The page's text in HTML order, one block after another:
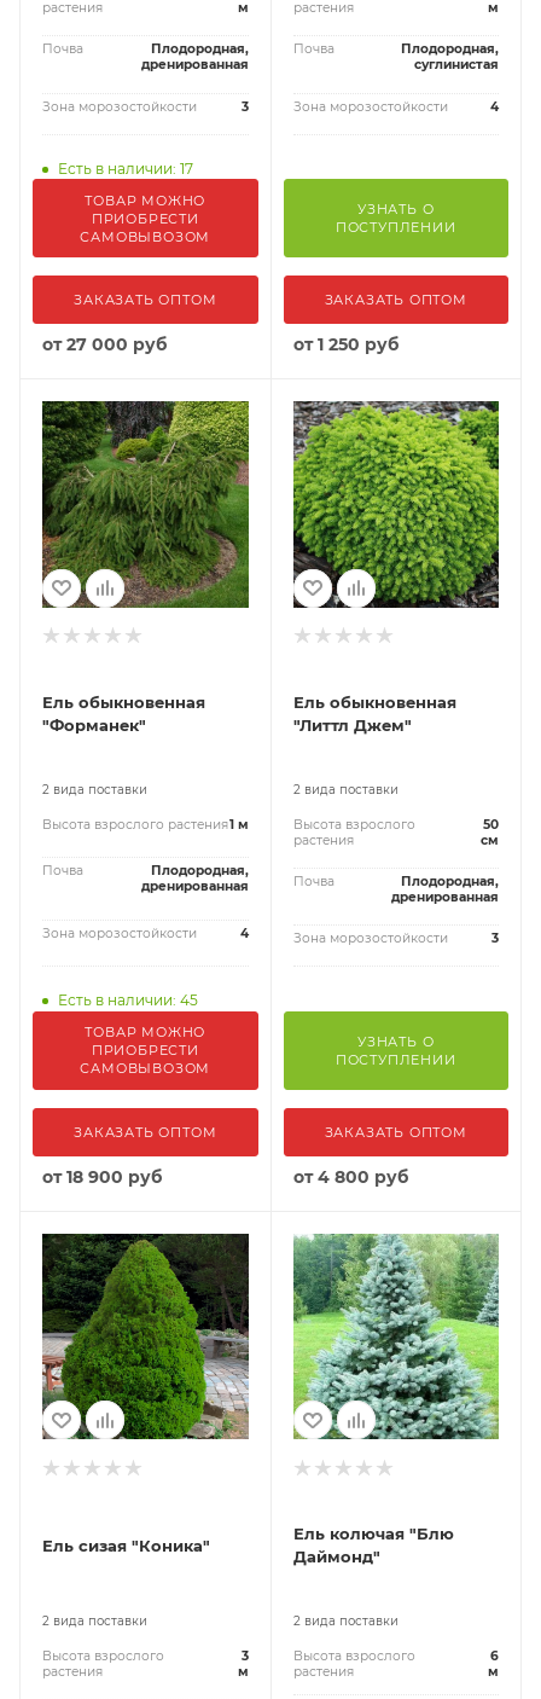
растения м
Почва
Плодородная,
дренированная
Зона морозостойкости 3
Есть в наличии: 17
ТОВАР МОЖНО
ПРИОБРЕСТИ
САМОВЫВОЗОМ
ЗАКАЗАТЬ ОПТОМ
от27 000 руб
растения м
Почва
Плодородная,
суглинистая
Зона морозостойкости 4
УЗНАТЬ О
ПОСТУПЛЕНИИ
ЗАКАЗАТЬ ОПТОМ
от1 250 руб
Ель обыкновенная
"Форманек"
2 вида поставки
Высота взрослого растения1 м
Почва
Плодородная,
дренированная
Зона морозостойкости 4
Есть в наличии: 45
ТОВАР МОЖНО
ПРИОБРЕСТИ
САМОВЫВОЗОМ
ЗАКАЗАТЬ ОПТОМ
от18 900 руб
Ель обыкновенная
"Литтл Джем"
2 вида поставки
Высота взрослого
растения
50
см
Почва
Плодородная,
дренированная
Зона морозостойкости 3
УЗНАТЬ О
ПОСТУПЛЕНИИ
ЗАКАЗАТЬ ОПТОМ
от4 800 руб
Ель сизая "Коника"
2 вида поставки
Высота взрослого
растения
3
м
Ель колючая "Блю
Даймонд"
2 вида поставки
Высота взрослого
растения
6
м